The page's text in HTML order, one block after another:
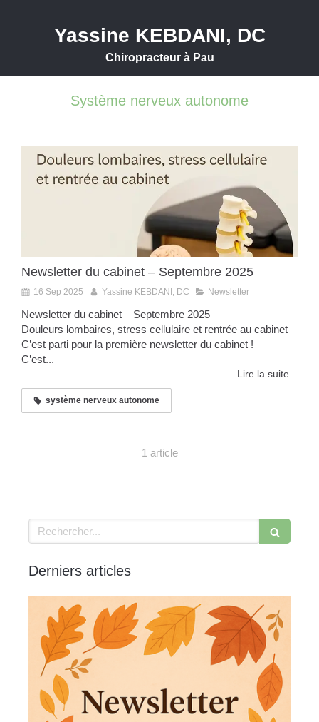
Yassine KEBDANI, DC
Chiropracteur à Pau
Système nerveux autonome
Newsletter du cabinet – Septembre 2025
16 Sep 2025 Yassine KEBDANI, DC Newsletter
Newsletter du cabinet – Septembre 2025
Douleurs lombaires, stress cellulaire et rentrée au cabinet
C’est parti pour la première newsletter du cabinet !
C’est...
Lire la suite...
système nerveux autonome
1 article
Rechercher
Derniers articles